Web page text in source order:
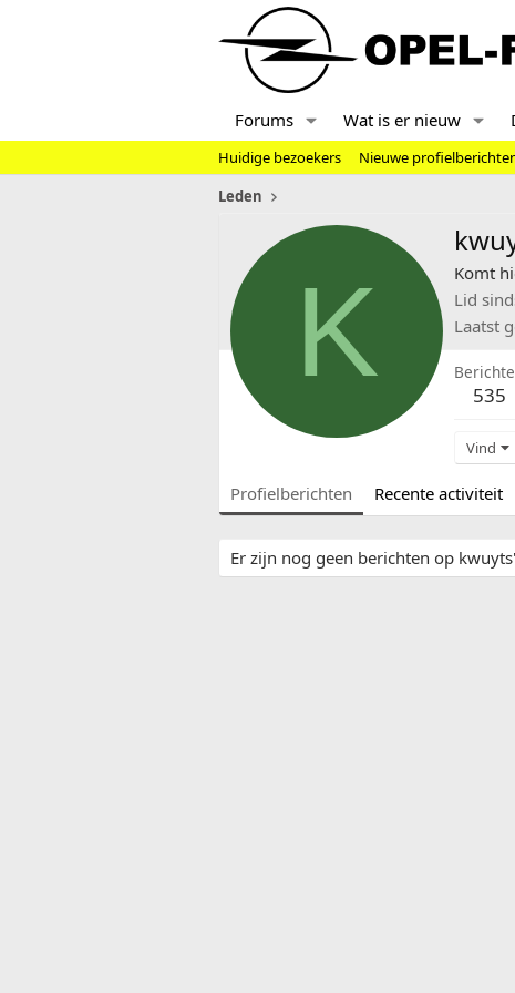
Forums Wat is er nieuw
Huidige bezoekers Nieuwe
Leden
K
Komt
Lid
Laatst
535
Vind
Profielberichten Recente activiteit
Er zijn nog geen berichten op